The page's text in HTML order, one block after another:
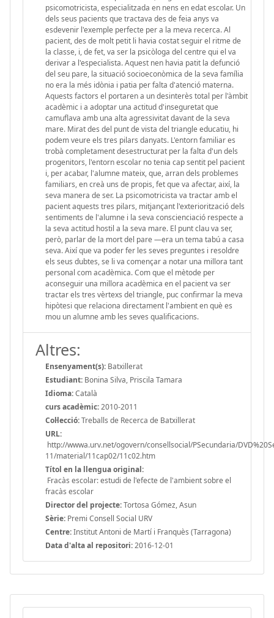
psicomotricista, especialitzada en nens en edat escolar. Un
dels seus pacients que tractava des de feia anys va
esdevenir l'exemple perfecte per a la meva recerca. Al
pacient, des de molt petit li havia costat seguir el ritme de
la classe, i, de fet, va ser la psicòloga del centre qui el va
derivar a l'especialista. Aquest nen havia patit la defunció
del seu pare, la situació socioeconòmica de la seva família
no era la més idònia i patia per falta d'atenció materna.
Aquests factors el portaren a un desinterès total per l'àmbit
acadèmic i a adoptar una actitud d'inseguretat que
camuflava amb una alta agressivitat davant de la seva
mare. Mirat des del punt de vista del triangle educatiu, hi
podem veure els tres pilars danyats. L'entorn familiar es
trobà completament desestructurat per la falta d'un dels
progenitors, l'entorn escolar no tenia cap sentit pel pacient
i, per acabar, l'alumne mateix, que, arran dels problemes
familiars, en creà uns de propis, fet que va afectar, així, la
seva manera de ser. La psicomotricista va tractar amb el
pacient aquests tres pilars, mitjançant l'exteriorització dels
sentiments de l'alumne i la seva conscienciació respecte a
la seva actitud hostil a la seva mare. El punt clau va ser,
però, parlar de la mort del pare —era un tema tabú a casa
seva. Així que va poder fer les seves preguntes i resoldre
els seus dubtes, se li va començar a notar una millora tant
personal com acadèmica. Com que el mètode per
aconseguir una millora acadèmica en el pacient va ser
tractar els tres vèrtexs del triangle, puc confirmar la meva
hipòtesi que relaciona directament l'ambient en què es
mou un alumne amb les seves qualificacions.
Altres:
Ensenyament(s): Batxillerat
Estudiant: Bonina Silva, Priscila Tamara
Idioma:Català
curs acadèmic:2010-2011
Col·lecció:Treballs de Recerca de Batxillerat
URL:
http://wwwa.urv.net/ogovern/consellsocial/PSecundaria/
11/material/11cap02/11c02.htm
Títol en la llengua original:
Fracàs escolar: estudi de l'efecte de l'ambient sobre el
fracàs escolar
Director del projecte:Tortosa Gómez, Asun
Sèrie: Premi Consell Social URV
Centre:Institut Antoni de Martí i Franquès (Tarragona)
Data d'alta al repositori:2016-12-01